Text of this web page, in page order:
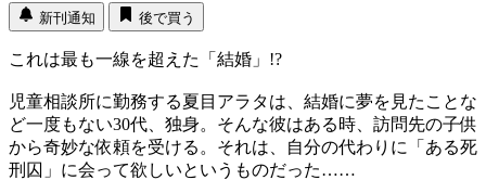
新刊通知 後で買う
これは最も一線を超えた「結婚」!?
児童相談所に勤務する夏目アラタは、結婚に夢を見たことな
ど一度もない30代、独身。そんな彼はある時、訪問先の子供
から奇妙な依頼を受ける。それは、自分の代わりに「ある死
刑囚」に会って欲しいというものだった……